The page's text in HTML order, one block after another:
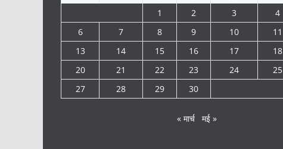
1
2 3 4
6
7 8 9 10 11
13
14 15 16 17 18
20
21 22 23 24 25
27
28 29 30
« मार्च मई »